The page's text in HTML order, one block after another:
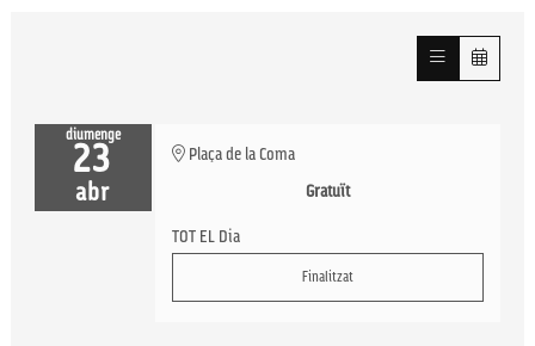
diumenge
23
abr
Plaça de la Coma
Gratuït
TOT EL Dia
Finalitzat